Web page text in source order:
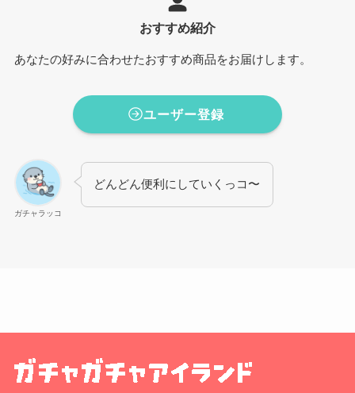
おすすめ紹介
あなたの好みに合わせたおすすめ商品をお届けします。
ユーザー登録
ガチャラッコ
どんどん便利にしていくっコ〜